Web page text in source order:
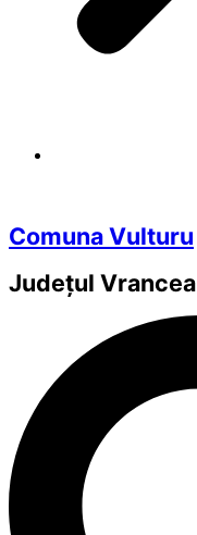
Comuna Vulturu
Județul Vrancea